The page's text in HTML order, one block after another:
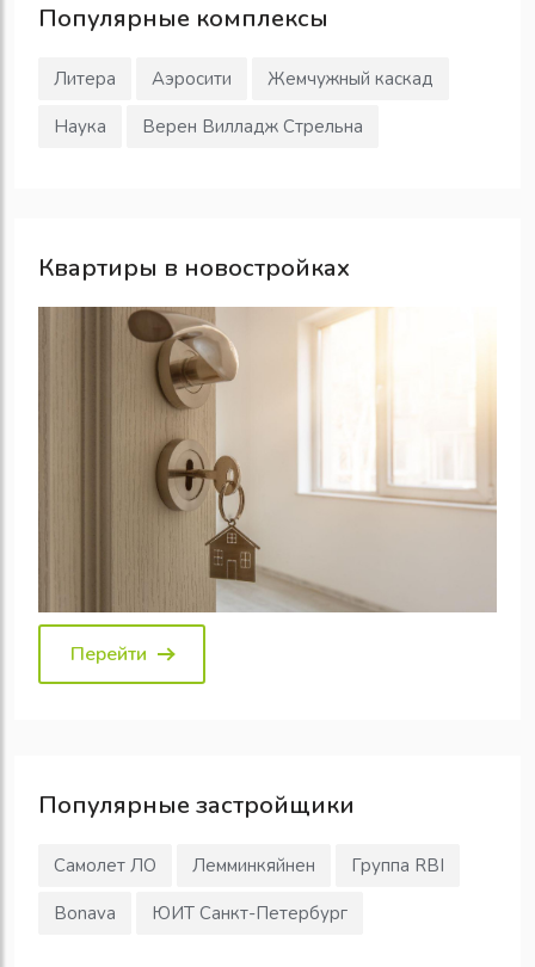
Популярные комплексы
Литера Аэросити
Жемчужный каскад
Наука
Верен Вилладж Стрельна
Квартиры в новостройках
Перейти
Популярные застройщики
Самолет ЛО Лемминкяйнен
Группа RBI
Bonava
ЮИТ Санкт-Петербург